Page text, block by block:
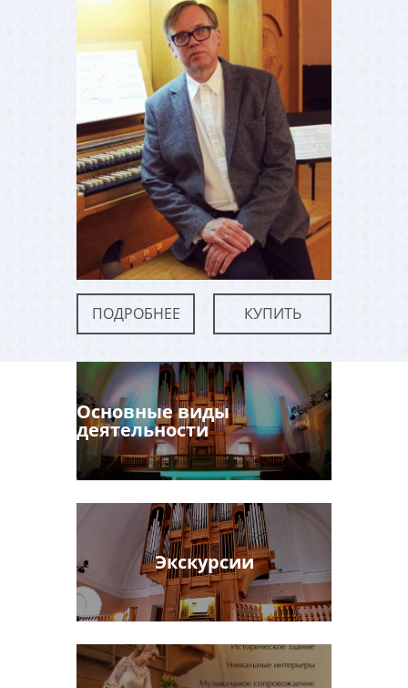
ПОДРОБНЕЕ КУПИТЬ
Основные виды
деятельности
Экскурсии